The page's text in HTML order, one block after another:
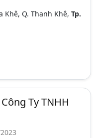
Khê, Q. Thanh Khê,Tp.
Ty TNHH